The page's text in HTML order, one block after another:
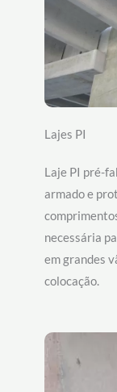
Lajes PI
Laje PI pré-
armado e
necessária
em grandes
colocação.